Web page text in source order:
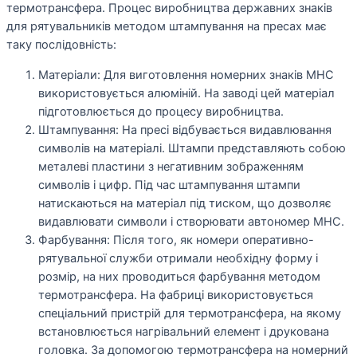
термотрансфера. Процес виробництва державних знаків
для рятувальників методом штампування на пресах має
таку послідовність:
Матеріали: Для виготовлення номерних знаків МНС
використовується алюміній. На заводі цей матеріал
підготовлюється до процесу виробництва.
Штампування: На пресі відбувається видавлювання
символів на матеріалі. Штампи представляють собою
металеві пластини з негативним зображенням
символів і цифр. Під час штампування штампи
натискаються на матеріал під тиском, що дозволяє
видавлювати символи і створювати автономер МНС.
Фарбування: Після того, як номери оперативно-
рятувальної служби отримали необхідну форму і
розмір, на них проводиться фарбування методом
термотрансфера. На фабриці використовується
спеціальний пристрій для термотрансфера, на якому
встановлюється нагрівальний елемент і друкована
головка. За допомогою термотрансфера на номерний